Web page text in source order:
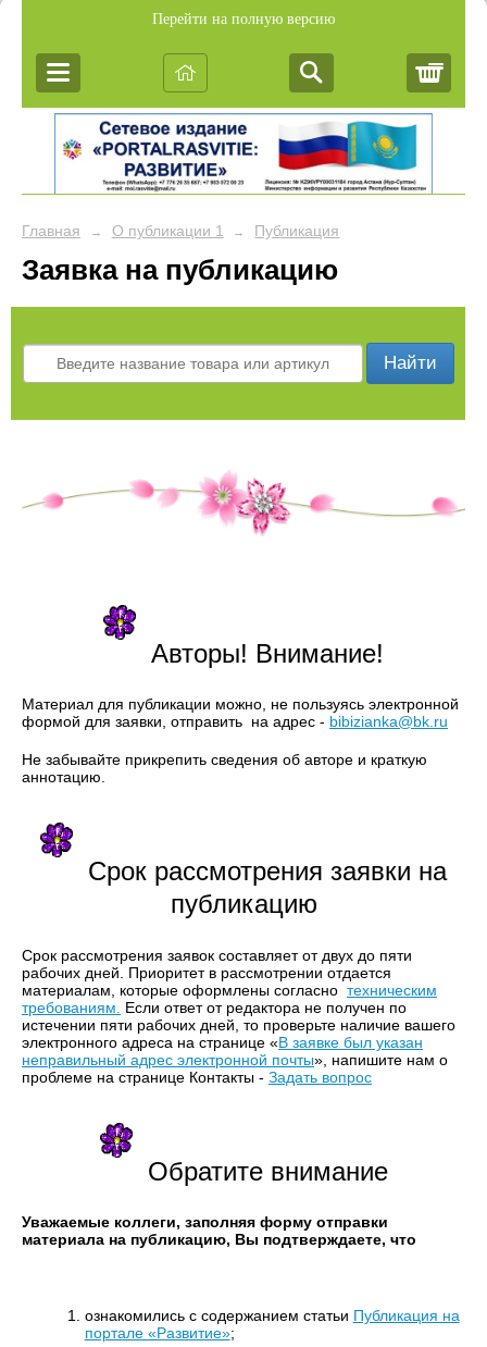
Перейти на полную версию
Главная → О публикации 1 → Публикация
Заявка на публикацию
Найти
Авторы! Внимание!
Материал для публикации можно, не пользуясь электронной
формой для заявки, отправить на адрес - bibizianka@bk.ru
Не забывайте прикрепить сведения об авторе и краткую
аннотацию.
Срок рассмотрения заявки на
публикацию
Срок рассмотрения заявок составляет от двух до пяти
рабочих дней. Приоритет в рассмотрении отдается
материалам, которые оформлены согласно техническим
требованиям. Если ответ от редактора не получен по
истечении пяти рабочих дней, то проверьте наличие вашего
электронного адреса на странице «В заявке был указан
неправильный адрес электронной почты», напишите нам о
проблеме на странице Контакты - Задать вопрос
Обратите внимание
Уважаемые коллеги, заполняя форму отправки
материала на публикацию, Вы подтверждаете, что
ознакомились с содержанием статьи Публикация на
портале «Развитие»;